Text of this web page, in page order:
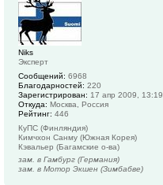
Niks
Эксперт
Сообщений: 6968
Благодарностей: 220
Зарегистрирован: 17 апр 2009, 13:19
Откуда: Москва, Россия
Рейтинг: 446
КуПС (Финляндия)
Кимчхон Санму (Южная Корея)
Кэвальер (Багамские о-ва)
зам. в Гамбург (Германия)
зам. в Мотор Экшен (Зимбабве)